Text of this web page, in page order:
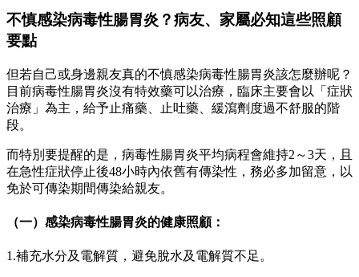
不慎感染病毒性腸胃炎？病友、家屬必知這些照顧
要點
但若自己或身邊親友真的不慎感染病毒性腸胃炎該怎麼辦呢？
目前病毒性腸胃炎沒有特效藥可以治療，臨床主要會以「症狀
治療」為主，給予止痛藥、止吐藥、緩瀉劑度過不舒服的階
段。
而特別要提醒的是，病毒性腸胃炎平均病程會維持2～3天，且
在急性症狀停止後48小時內依舊有傳染性，務必多加留意，以
免於可傳染期間傳染給親友。
（一）感染病毒性腸胃炎的健康照顧：
1.補充水分及電解質，避免脫水及電解質不足。